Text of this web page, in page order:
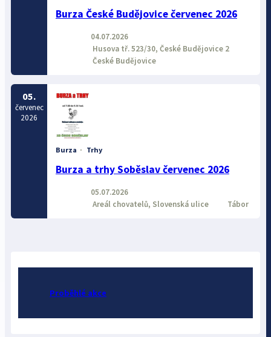
Burza České Budějovice červenec 2026
04.07.2026
Husova tř. 523/30, České Budějovice 2
České Budějovice
05.
červenec
2026
Burza · Trhy
Burza a trhy Soběslav červenec 2026
05.07.2026
Areál chovatelů, Slovenská ulice
Tábor
Proběhlé akce